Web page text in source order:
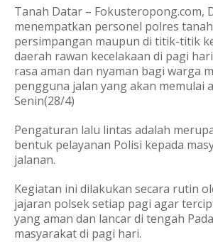
Tanah Datar – Fokusteropong.com,
menempatkan personel polres
persimpangan maupun di titik-titik
daerah rawan kecelakaan di pagi
rasa aman dan nyaman bagi warga
pengguna jalan yang akan memulai
Senin(28/4)
Pengaturan lalu lintas adalah
bentuk pelayanan Polisi kepada
jalanan.
Kegiatan ini dilakukan secara rutin
jajaran polsek setiap pagi agar
yang aman dan lancar di tengah
masyarakat di pagi hari.